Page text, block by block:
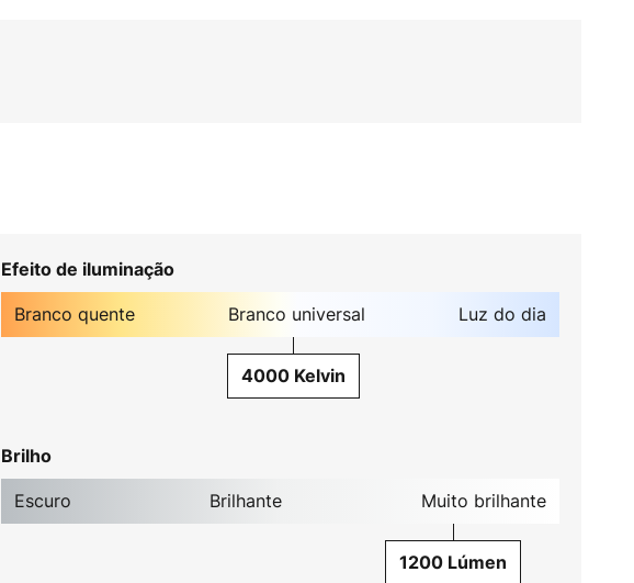
Efeito de iluminação
Branco quente Branco universal Luz do dia
4000 Kelvin
Brilho
Escuro Brilhante Muito brilhante
1200 Lúmen